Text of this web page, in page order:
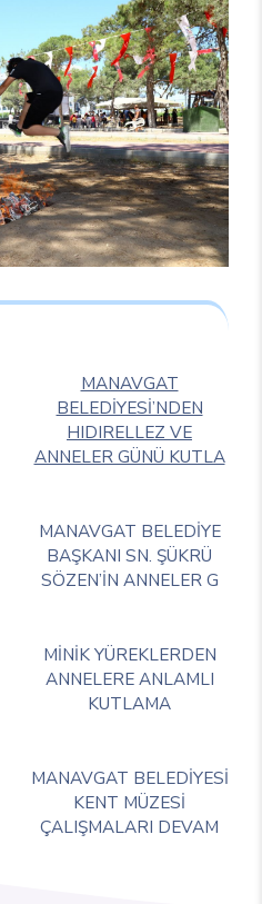
MANAVGAT
BELEDİYESİ’NDEN
HIDIRELLEZ VE
ANNELER GÜNÜ KUTLA
MANAVGAT BELEDİYE
BAŞKANI SN. ŞÜKRÜ
SÖZEN’İN ANNELER G
MİNİK YÜREKLERDEN
ANNELERE ANLAMLI
KUTLAMA
MANAVGAT BELEDİYESİ
KENT MÜZESİ
ÇALIŞMALARI DEVAM